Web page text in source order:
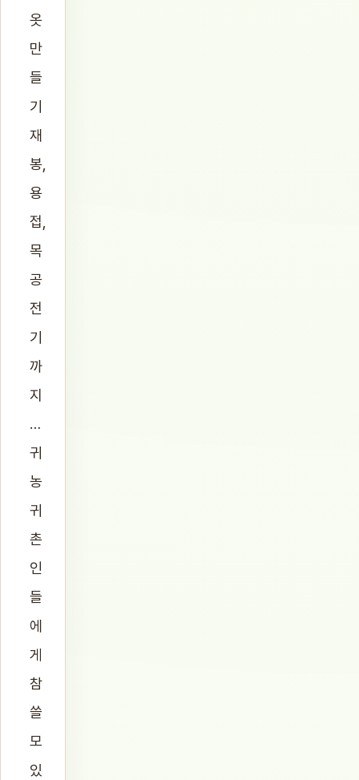
옷
만
들
기
재
봉,
용
접,
목
공
전
기
까
지
…
귀
농
귀
촌
인
들
에
게
참
쓸
모
있